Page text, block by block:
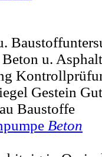
u.
Gestein
Baustoffe
Beton